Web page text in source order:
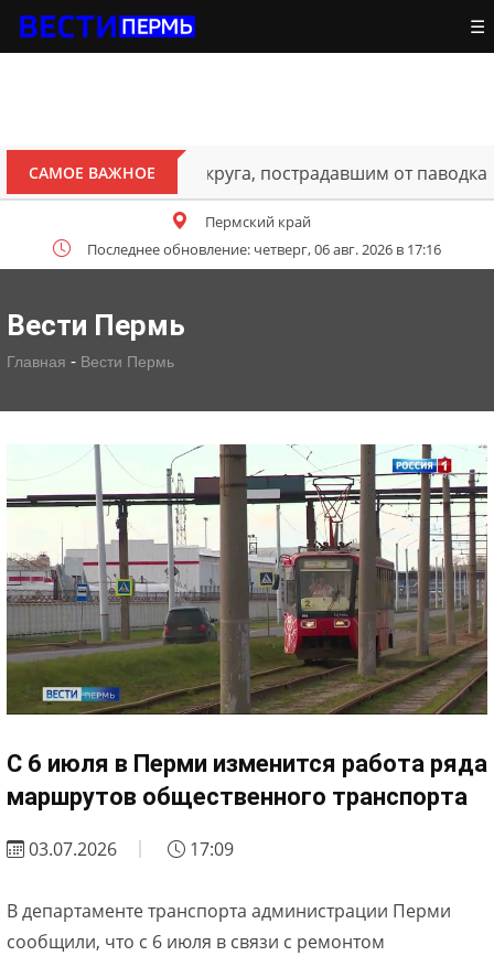
☰
САМОЕ ВАЖНОЕ
Октябрьского округа, пострадавшим от паводка
Пермский край
Последнее обновление: четверг, 06 авг. 2026 в 17:16
Вести Пермь
Главная - Вести Пермь
С 6 июля в Перми изменится работа ряда
маршрутов общественного транспорта
03.07.2026 17:09
В департаменте транспорта администрации Перми
сообщили, что с 6 июля в связи с ремонтом